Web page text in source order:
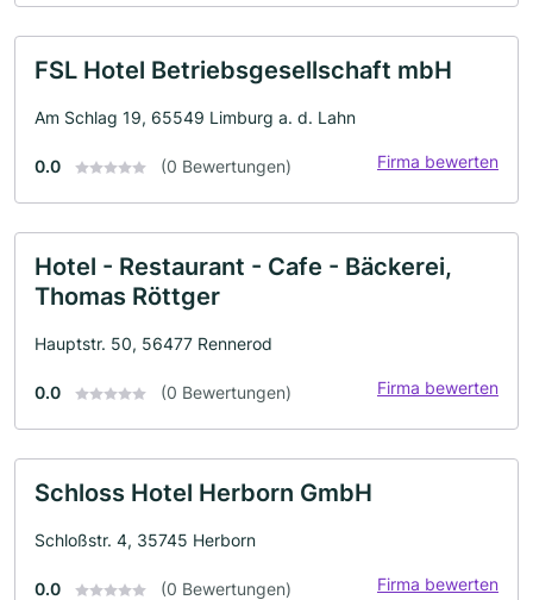
FSL Hotel Betriebsgesellschaft mbH
Am Schlag 19, 65549 Limburg a. d. Lahn
0.0 (0 Bewertungen) Firma bewerten
Hotel - Restaurant - Cafe - Bäckerei,
Thomas Röttger
Hauptstr. 50, 56477 Rennerod
0.0 (0 Bewertungen) Firma bewerten
Schloss Hotel Herborn GmbH
Schloßstr. 4, 35745 Herborn
0.0 (0 Bewertungen) Firma bewerten